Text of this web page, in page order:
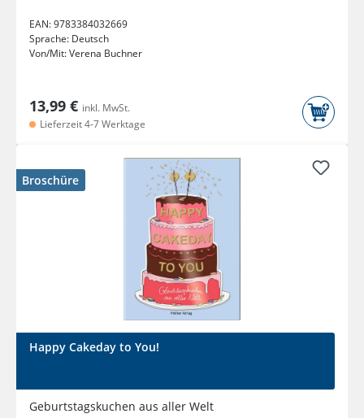
EAN:9783384032669
Sprache: Deutsch
Von/Mit:Verena Buchner
13,99 € inkl. MwSt.
Lieferzeit 4-7 Werktage
Broschüre
Happy Cakeday to You!
Geburtstagskuchen aus aller Welt